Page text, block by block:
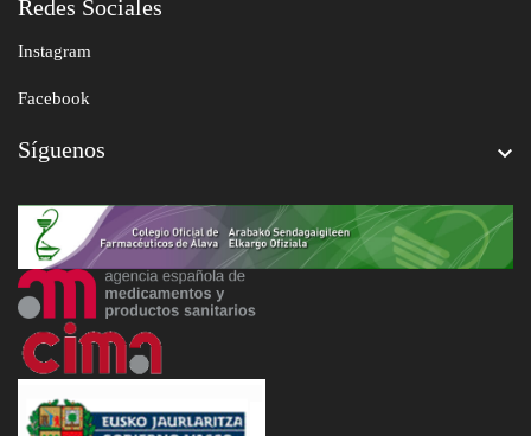
Redes Sociales
Instagram
Facebook
Síguenos 